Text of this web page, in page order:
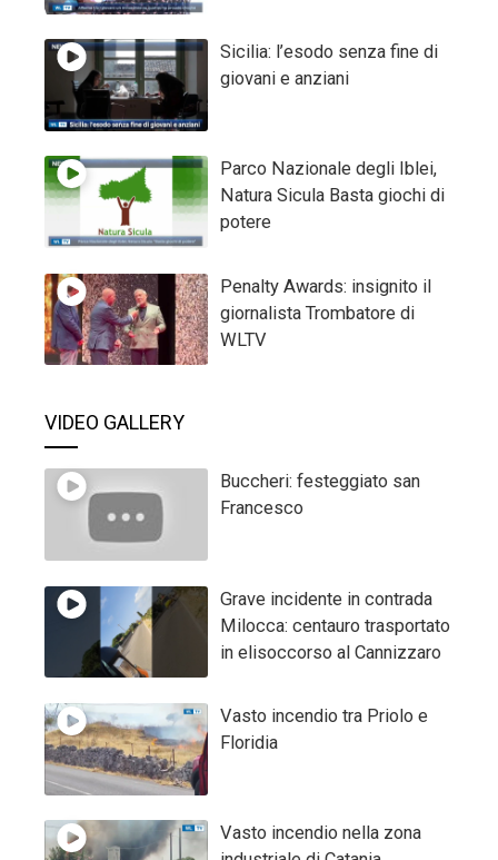
Sicilia: l’esodo senza fine di
giovani e anziani
Parco Nazionale degli Iblei,
Natura Sicula Basta giochi di
potere
Penalty Awards: insignito il
giornalista Trombatore di
WLTV
VIDEO GALLERY
Buccheri: festeggiato san
Francesco
Grave incidente in contrada
Milocca: centauro trasportato
in elisoccorso al Cannizzaro
Vasto incendio tra Priolo e
Floridia
Vasto incendio nella zona